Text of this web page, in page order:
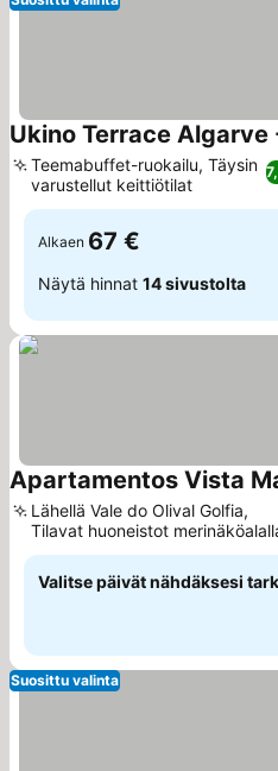
Ukino Terrace
Teemabuffet-ruokailu, Täysin
varustellut keittiötilat
Alkaen 67 €
Näytä hinnat 14 sivustolta
Apartamentos Vista
Lähellä Vale do Olival Golfia,
Tilavat huoneistot
Valitse päivät nähdäksesi
Suosittu valinta